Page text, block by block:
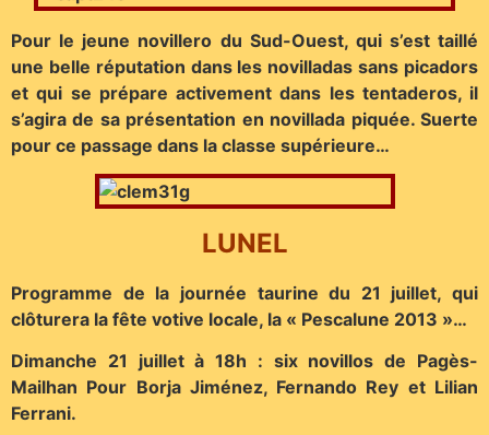
Pour le jeune novillero du Sud-Ouest, qui s’est taillé
une belle réputation dans les novilladas sans picadors
et qui se prépare activement dans les tentaderos, il
s’agira de sa présentation en novillada piquée. Suerte
pour ce passage dans la classe supérieure…
LUNEL
Programme de la journée taurine du 21 juillet, qui
clôturera la fête votive locale, la « Pescalune 2013 »…
Dimanche 21 juillet à 18h : six novillos de Pagès-
Mailhan Pour Borja Jiménez, Fernando Rey et Lilian
Ferrani.